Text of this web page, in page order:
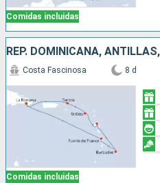
Comidas incluidas
Comidas incluidas
Costa Fascinosa 8 d